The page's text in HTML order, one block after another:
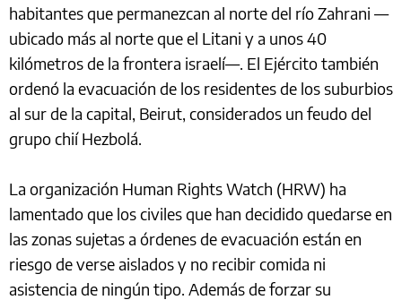
habitantes que permanezcan al norte del río Zahrani —
ubicado más al norte que el Litani y a unos 40
kilómetros de la frontera israelí—. El Ejército también
ordenó la evacuación de los residentes de los suburbios
al sur de la capital, Beirut, considerados un feudo del
grupo chií Hezbolá.
La organización Human Rights Watch (HRW) ha
lamentado que los civiles que han decidido quedarse en
las zonas sujetas a órdenes de evacuación están en
riesgo de verse aislados y no recibir comida ni
asistencia de ningún tipo. Además de forzar su